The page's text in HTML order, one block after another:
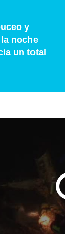
y
noche
un total